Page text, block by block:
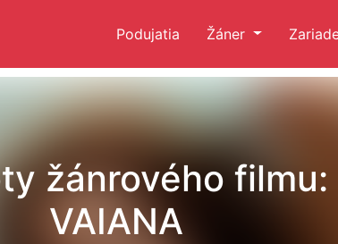
Podujatia Žáner
žánrového filmu:
VAIANA